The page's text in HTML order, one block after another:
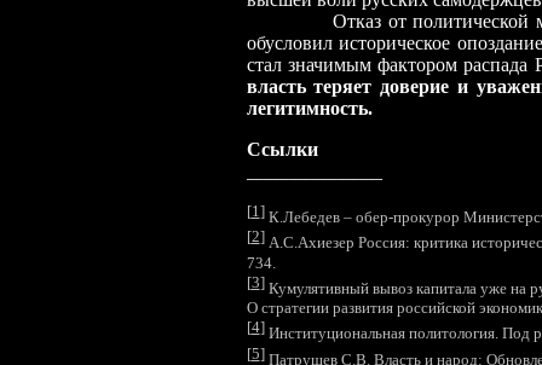
Отказ от политической
обусловил историческое
стал значимым фактором
власть теряет доверие и
легитимность.
Ссылки
[1]К.Лебедев – обер-прокурор
[2]А.С.Ахиезер Россия: критика
734.
[3]Кумулятивный вывоз капитала уже на
О стратегии развития российской
[4]Институциональная политология.
[5]Патрушев С.В. Власть и народ: